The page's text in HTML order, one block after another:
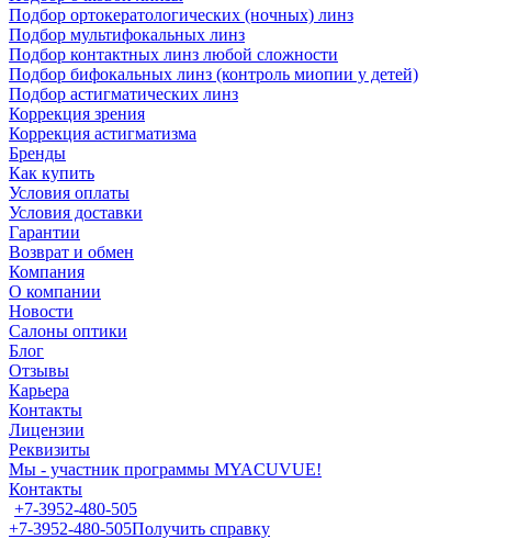
Подбор ортокератологических (ночных) линз
Подбор мультифокальных линз
Подбор контактных линз любой сложности
Подбор бифокальных линз (контроль миопии у детей)
Подбор астигматических линз
Коррекция зрения
Коррекция астигматизма
Бренды
Как купить
Условия оплаты
Условия доставки
Гарантии
Возврат и обмен
Компания
О компании
Новости
Салоны оптики
Блог
Отзывы
Карьера
Контакты
Лицензии
Реквизиты
Мы - участник программы MYACUVUE!
Контакты
+7-3952-480-505
+7-3952-480-505Получить справку